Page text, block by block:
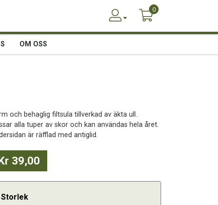
0
OM OSS
och behaglig filtsula tillverkad av äkta ull.
alla tuper av skor och kan användas hela året.
är räfflad med antiglid.
39,00
Storlek